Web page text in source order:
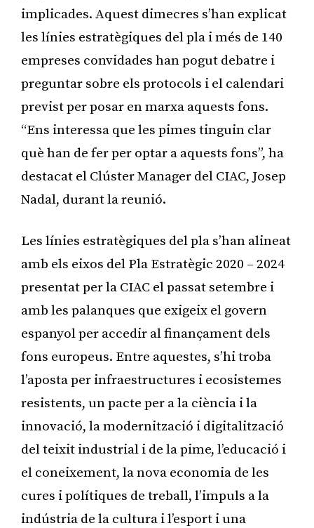
implicades. Aquest dimecres s’han explicat
les línies estratègiques del pla i més de 140
empreses convidades han pogut debatre i
preguntar sobre els protocols i el calendari
previst per posar en marxa aquests fons.
“Ens interessa que les pimes tinguin clar
què han de fer per optar a aquests fons”, ha
destacat el Clúster Manager del CIAC, Josep
Nadal, durant la reunió.
Les línies estratègiques del pla s’han alineat
amb els eixos del Pla Estratègic 2020 – 2024
presentat per la CIAC el passat setembre i
amb les palanques que exigeix el govern
espanyol per accedir al finançament dels
fons europeus. Entre aquestes, s’hi troba
l’aposta per infraestructures i ecosistemes
resistents, un pacte per a la ciència i la
innovació, la modernització i digitalització
del teixit industrial i de la pime, l’educació i
el coneixement, la nova economia de les
cures i polítiques de treball, l’impuls a la
indústria de la cultura i l’esport i una